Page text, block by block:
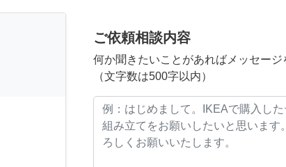
ご依頼相談内容
何か聞きたいことがあればメッセージ
（文字数は500字以内）